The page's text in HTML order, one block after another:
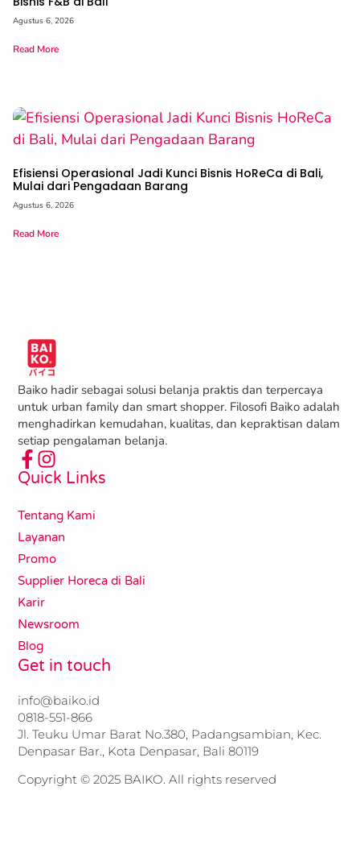
Agustus 6, 2026
Read More
Efisiensi Operasional Jadi Kunci Bisnis HoReCa di Bali,
Mulai dari Pengadaan Barang
Agustus 6, 2026
Read More
Baiko hadir sebagai solusi belanja praktis dan terpercaya
untuk urban family dan smart shopper. Filosofi Baiko adalah
menghadirkan kemudahan, kualitas, dan kepraktisan dalam
setiap pengalaman belanja.
Quick Links
Tentang Kami
Layanan
Promo
Supplier Horeca di Bali
Karir
Newsroom
Blog
Get in touch
info@baiko.id
0818-551-866​​
Jl. Teuku Umar Barat No.380, Padangsambian, Kec.
Denpasar Bar., Kota Denpasar, Bali 80119
Copyright © 2025 BAIKO. All rights reserved